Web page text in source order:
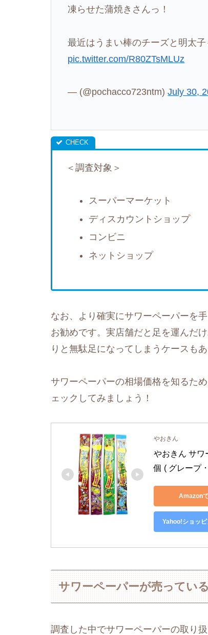
凍らせた蒲焼きさんっ！
最近はうまい棒のチーズと明太
pic.twitter.com/R80ZTsMLUz
— (@pochacco723ntm)July 30,
＜調査対象＞
スーパーマーケット
ディスカウントショップ
コンビニ
ネットショップ
なお、より確実にサワーペーパーを
お勧めです。実店舗だと足を運んだ
りと無駄足になってしまうケースもあ
サワーペーパーの相場価格を知るた
ェックしてみましょう！
やおきん
やおきん サワ
個 ( グレープ
Amazon
Yahoo!ショッ
サワーペーパーが売ってい
調査した中でサワーペーパーの取り